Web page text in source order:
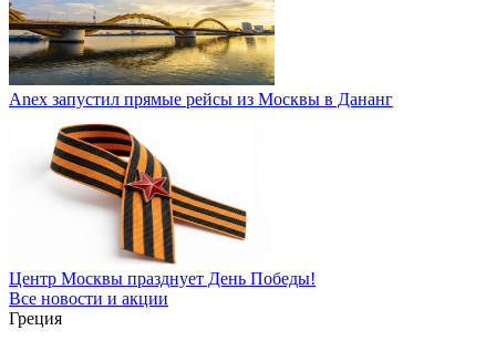
Anex запустил прямые рейсы из Москвы в Дананг
Центр Москвы празднует День Победы!
Все новости и акции
Греция